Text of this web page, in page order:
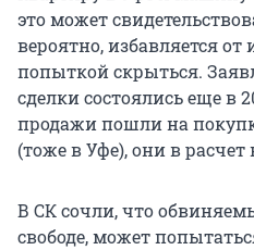
это может
вероятно, избавляется
попыткой скрыться.
сделки состоялись еще в
продажи пошли на
(тоже в Уфе), они в расчет
В СК сочли, что
свободе, может